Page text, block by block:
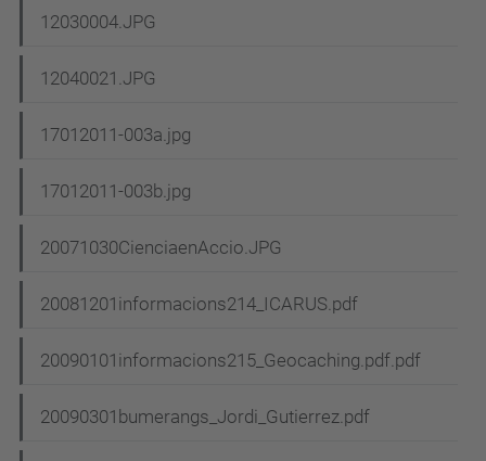
12030004.JPG
12040021.JPG
17012011-003a.jpg
17012011-003b.jpg
20071030CienciaenAccio.JPG
20081201informacions214_ICARUS.pdf
20090101informacions215_Geocaching.pdf.pdf
20090301bumerangs_Jordi_Gutierrez.pdf